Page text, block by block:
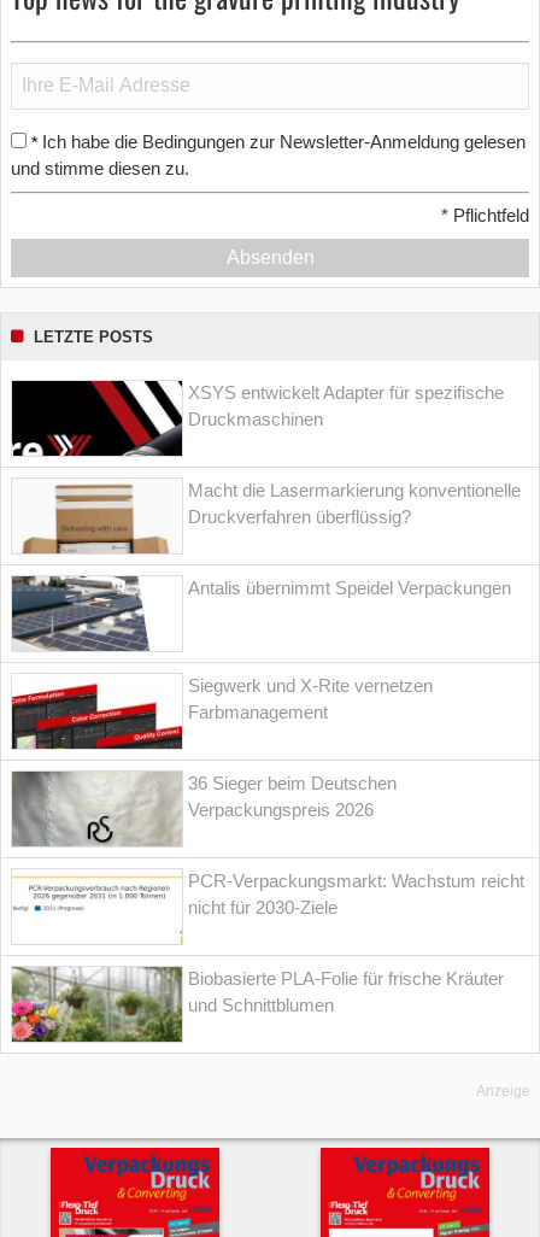
* Ich habe die Bedingungen zur Newsletter-Anmeldung gelesen
und stimme diesen zu.
* Pflichtfeld
Absenden
LETZTE POSTS
XSYS entwickelt Adapter für spezifische
Druckmaschinen
Macht die Lasermarkierung konventionelle
Druckverfahren überflüssig?
Antalis übernimmt Speidel Verpackungen
Siegwerk und X-Rite vernetzen
Farbmanagement
36 Sieger beim Deutschen
Verpackungspreis 2026
PCR-Verpackungsmarkt: Wachstum reicht
nicht für 2030-Ziele
Biobasierte PLA-Folie für frische Kräuter
und Schnittblumen
Anzeige